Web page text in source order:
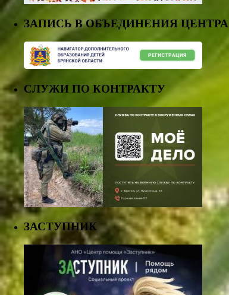
ЗАПИСЬ В ОБЪЕДИНЕНИЯ ЦЕНТРА
СЛУЖИ ПО КОНТРАКТУ
ЗАСТУПНИК